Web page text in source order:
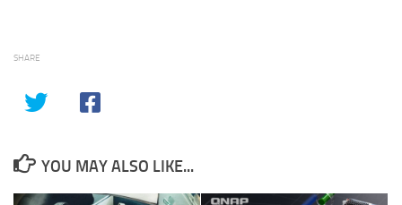
SHARE
YOU MAY ALSO LIKE...